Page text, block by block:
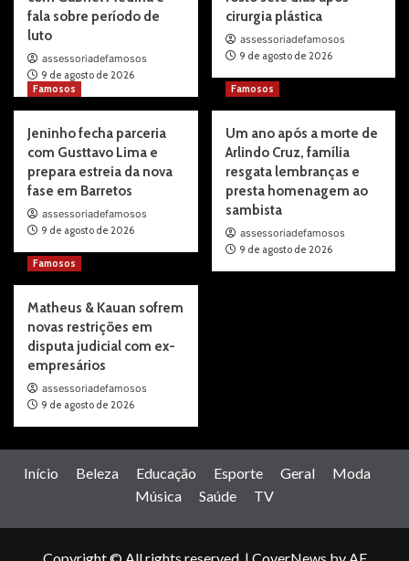
fala sobre período de
luto
assessoriadefamosos
9 de agosto de 2026
cirurgia plástica
assessoriadefamosos
9 de agosto de 2026
Famosos
Jeninho fecha parceria
com Gusttavo Lima e
prepara estreia da nova
fase em Barretos
assessoriadefamosos
9 de agosto de 2026
Famosos
Um ano após a morte de
Arlindo Cruz, família
resgata lembranças e
presta homenagem ao
sambista
assessoriadefamosos
9 de agosto de 2026
Famosos
Matheus & Kauan sofrem
novas restrições em
disputa judicial com ex-
empresários
assessoriadefamosos
9 de agosto de 2026
Início Beleza Educação Esporte Geral
Moda
Música
Saúde TV
Copyright © All rights reserved. | CoverNews by AF